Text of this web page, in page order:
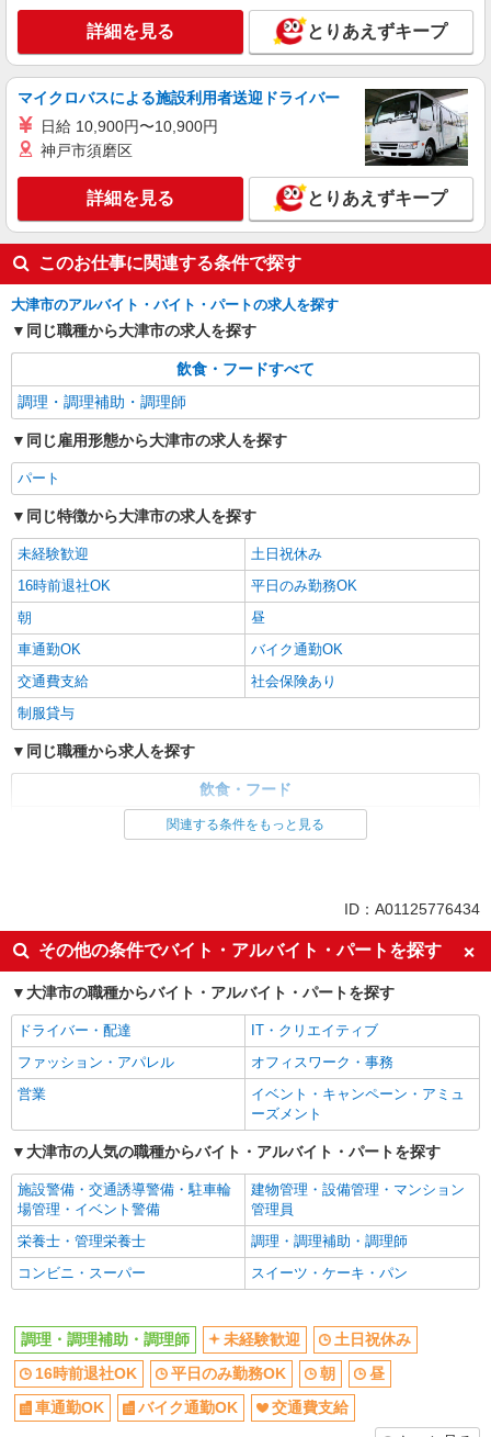
滋賀県大津市鏡が浜3-1
キープ 詳細を見る
アルバイト パート
レストラン明治亭
時給1,080円 （土日祝）時給1,130円
滋賀県大津市際川3-32-30
キープ
詳細を見る とりあえずキープ
マイクロバスによる施設利用者送迎ドライバー
日給 10,900円〜10,900円
神戸市須磨区
詳細を見る とりあえずキープ
このお仕事に関連する条件で探す
大津市のアルバイト・バイト・パートの求人を探す
同じ職種から大津市の求人を探す
飲食・フードすべて
調理・調理補助・調理師
同じ雇用形態から大津市の求人を探す
パート
同じ特徴から大津市の求人を探す
未経験歓迎
土日祝休み
16時前退社OK
平日のみ勤務OK
朝
昼
車通勤OK
バイク通勤OK
交通費支給
社会保険あり
制服貸与
同じ職種から求人を探す
飲食・フード
調理・調理補助・調理師
車通勤OK
交通費支給
社会保険あり
関連する条件をもっと見る
ID：A01125776434
その他の条件でバイト・アルバイト・パートを探す
大津市の職種からバイト・アルバイト・パートを探す
ドライバー・配達
IT・クリエイティブ
ファッション・アパレル
オフィスワーク・事務
営業
イベント・キャンペーン・アミュ
ーズメント
大津市の人気の職種からバイト・アルバイト・パートを探す
施設警備・交通誘導警備・駐車輪
場管理・イベント警備
建物管理・設備管理・マンション
管理員
栄養士・管理栄養士
調理・調理補助・調理師
コンビニ・スーパー
スイーツ・ケーキ・パン
調理・調理補助・調理師 未経験歓迎
土日祝休み
16時前退社OK
平日のみ勤務OK 朝
昼
車通勤OK
バイク通勤OK
交通費支給